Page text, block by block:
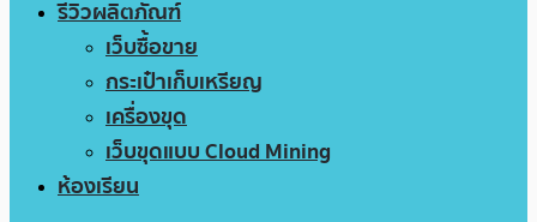
รีวิวผลิตภัณฑ์
เว็บซื้อขาย
กระเป๋าเก็บเหรียญ
เครื่องขุด
เว็บขุดแบบ Cloud Mining
ห้องเรียน